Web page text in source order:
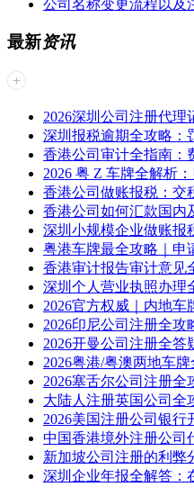
公司名称变更流程以及
最新资讯
2026深圳公司注册代
深圳报税逾期全攻略：
香港公司审计全指南：
2026 粤 Z 车牌全解析
香港公司做账报税：交
香港公司如何汇款国内
深圳小规模企业做账报
粤港车牌最全攻略｜申
香港审计报告审计意见
深圳个人营业执照办理
2026官方权威｜内地
2026印尼公司注册全
2026开曼公司注册全
2026粤港/粤澳两地车
2026塞舌尔公司注册
大陆人注册英国公司全
2026美国注册公司银
中国香港境外注册公司
新加坡公司注册的利弊
深圳企业年报全解答：